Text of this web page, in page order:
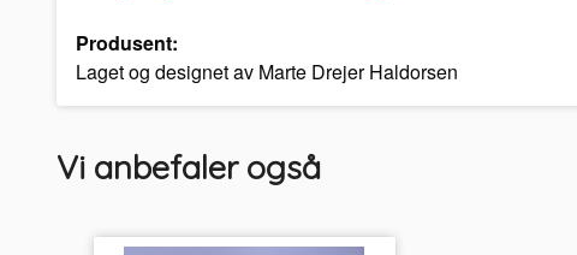
Produsent:
Laget og designet av Marte Drejer Haldorsen
Vi anbefaler også